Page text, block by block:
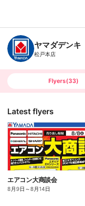
B
n
c
h
T
ヤマダデンキ
松戸本店
Flyers(33)
Latest flyers
エアコン大商談会
8月9日 ～8月14日